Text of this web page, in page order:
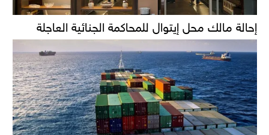
إحالة مالك محل إيتوال للمحاكمة الجنائية العاجلة